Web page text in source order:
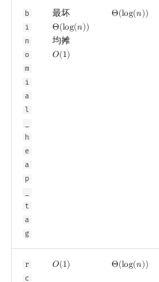
b
i
n
o
m
i
a
l
h
e
a
p
t
a
g
最坏
Θ(log(𝑛))
Θ(log(n))
均摊
𝑂(1)
O(1)
Θ(log(𝑛))
Θ(log(n))
r
c
𝑂(1)
O(1) Θ(log(𝑛))
Θ(log(n))